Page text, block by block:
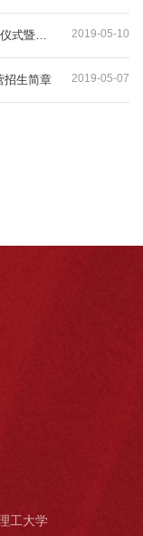
2019-05-10
2019-05-07
招生简章
工大学